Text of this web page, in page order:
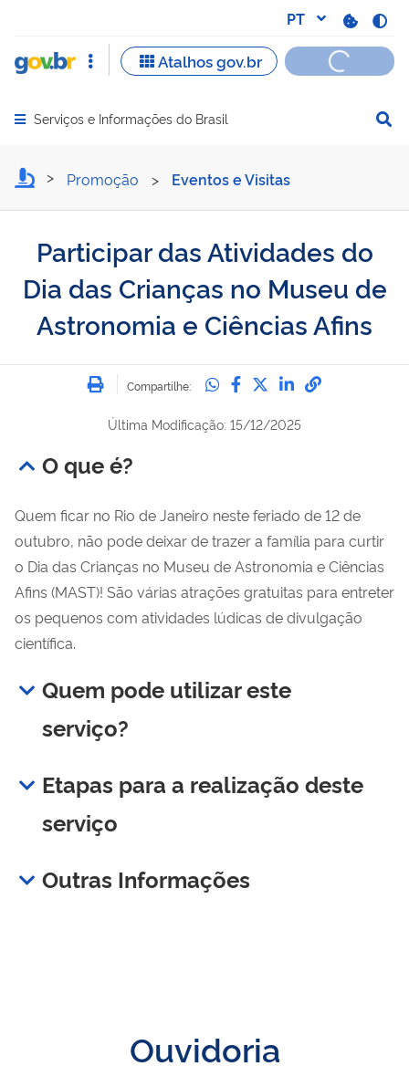
Abrir menu principal de navegação
Serviços e Informações do Brasil
Participar das Atividades
Promoção > Eventos e Visitas
Participar das Atividades do
Dia das Crianças no Museu de
Astronomia e Ciências Afins
Imprimir
Compartilhe: Compartilhe no
Compartilhe no
Compartilhe no
Compartilhe
Última Modificação: 15/12/2025
O que é?
Quem ficar no Rio de Janeiro neste feriado de 12 de
outubro, não pode deixar de trazer a família para curtir
o Dia das Crianças no Museu de Astronomia e Ciências
Afins (MAST)! São várias atrações gratuitas para entreter
os pequenos com atividades lúdicas de divulgação
científica.
Quem pode utilizar este
serviço?
Etapas para a realização deste
serviço
Outras Informações
Ouvidoria